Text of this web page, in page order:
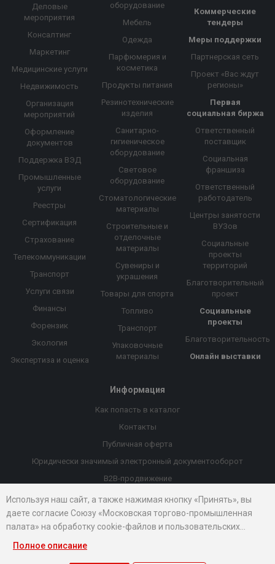
Деловые
мероприятия
Консалтинг
Маркетинг
Медицинские услуги
Недвижимость
Организация
мероприятий
Оформление
документов
Поддержка ВЭД
Промышленные
услуги
Реестры
Сертификация
Страхование
Телекоммуникации
Транспорт
Услуги связи
Финансы
Форензик
Экология
Экспертиза и оценка
оборудование
Мебель
Одежда
Парфюмерия и
косметика
Продукты питания
Резинотехнические
изделия
Санитарно-
гигиеническое
оборудование
Световое
оборудование
Стоматологические
материалы
Строительные и
отделочные
материалы
Сувениры и
украшения
Товары для спорта
Топливо
Транспорт
Упаковочные
материалы
Коммерческие
тендеры
Меры поддержки
Партнерская сеть
Проект «Вас ждут
регионы»
Первая
социальная биржа
Ответственный
поставщик
Социальная
франшиза
Ответственный
работодатель
Центры занятости
ВУЗов
Социальные
проекты
территорий
Благотворительный
проект
Социальные
проекты
Благотворительность
Онлайн выставки
Информация
Как попасть в каталог
Контакты
Публичная оферта
Юридически значимый электронный документооборот
B2B-продвижение
Порекомендовать компанию
Онлайн выставки
Рейтинг компаний
Используя наш сайт, а также нажимая кнопку «Принять», вы
даете согласие Союзу «Московская торгово-промышленная
палата» на обработку cookie-файлов и пользовательских
данных...
Полное описание